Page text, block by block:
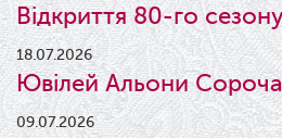
Відкриття 80-го
18.07.2026
Ювілей Альони
09.07.2026